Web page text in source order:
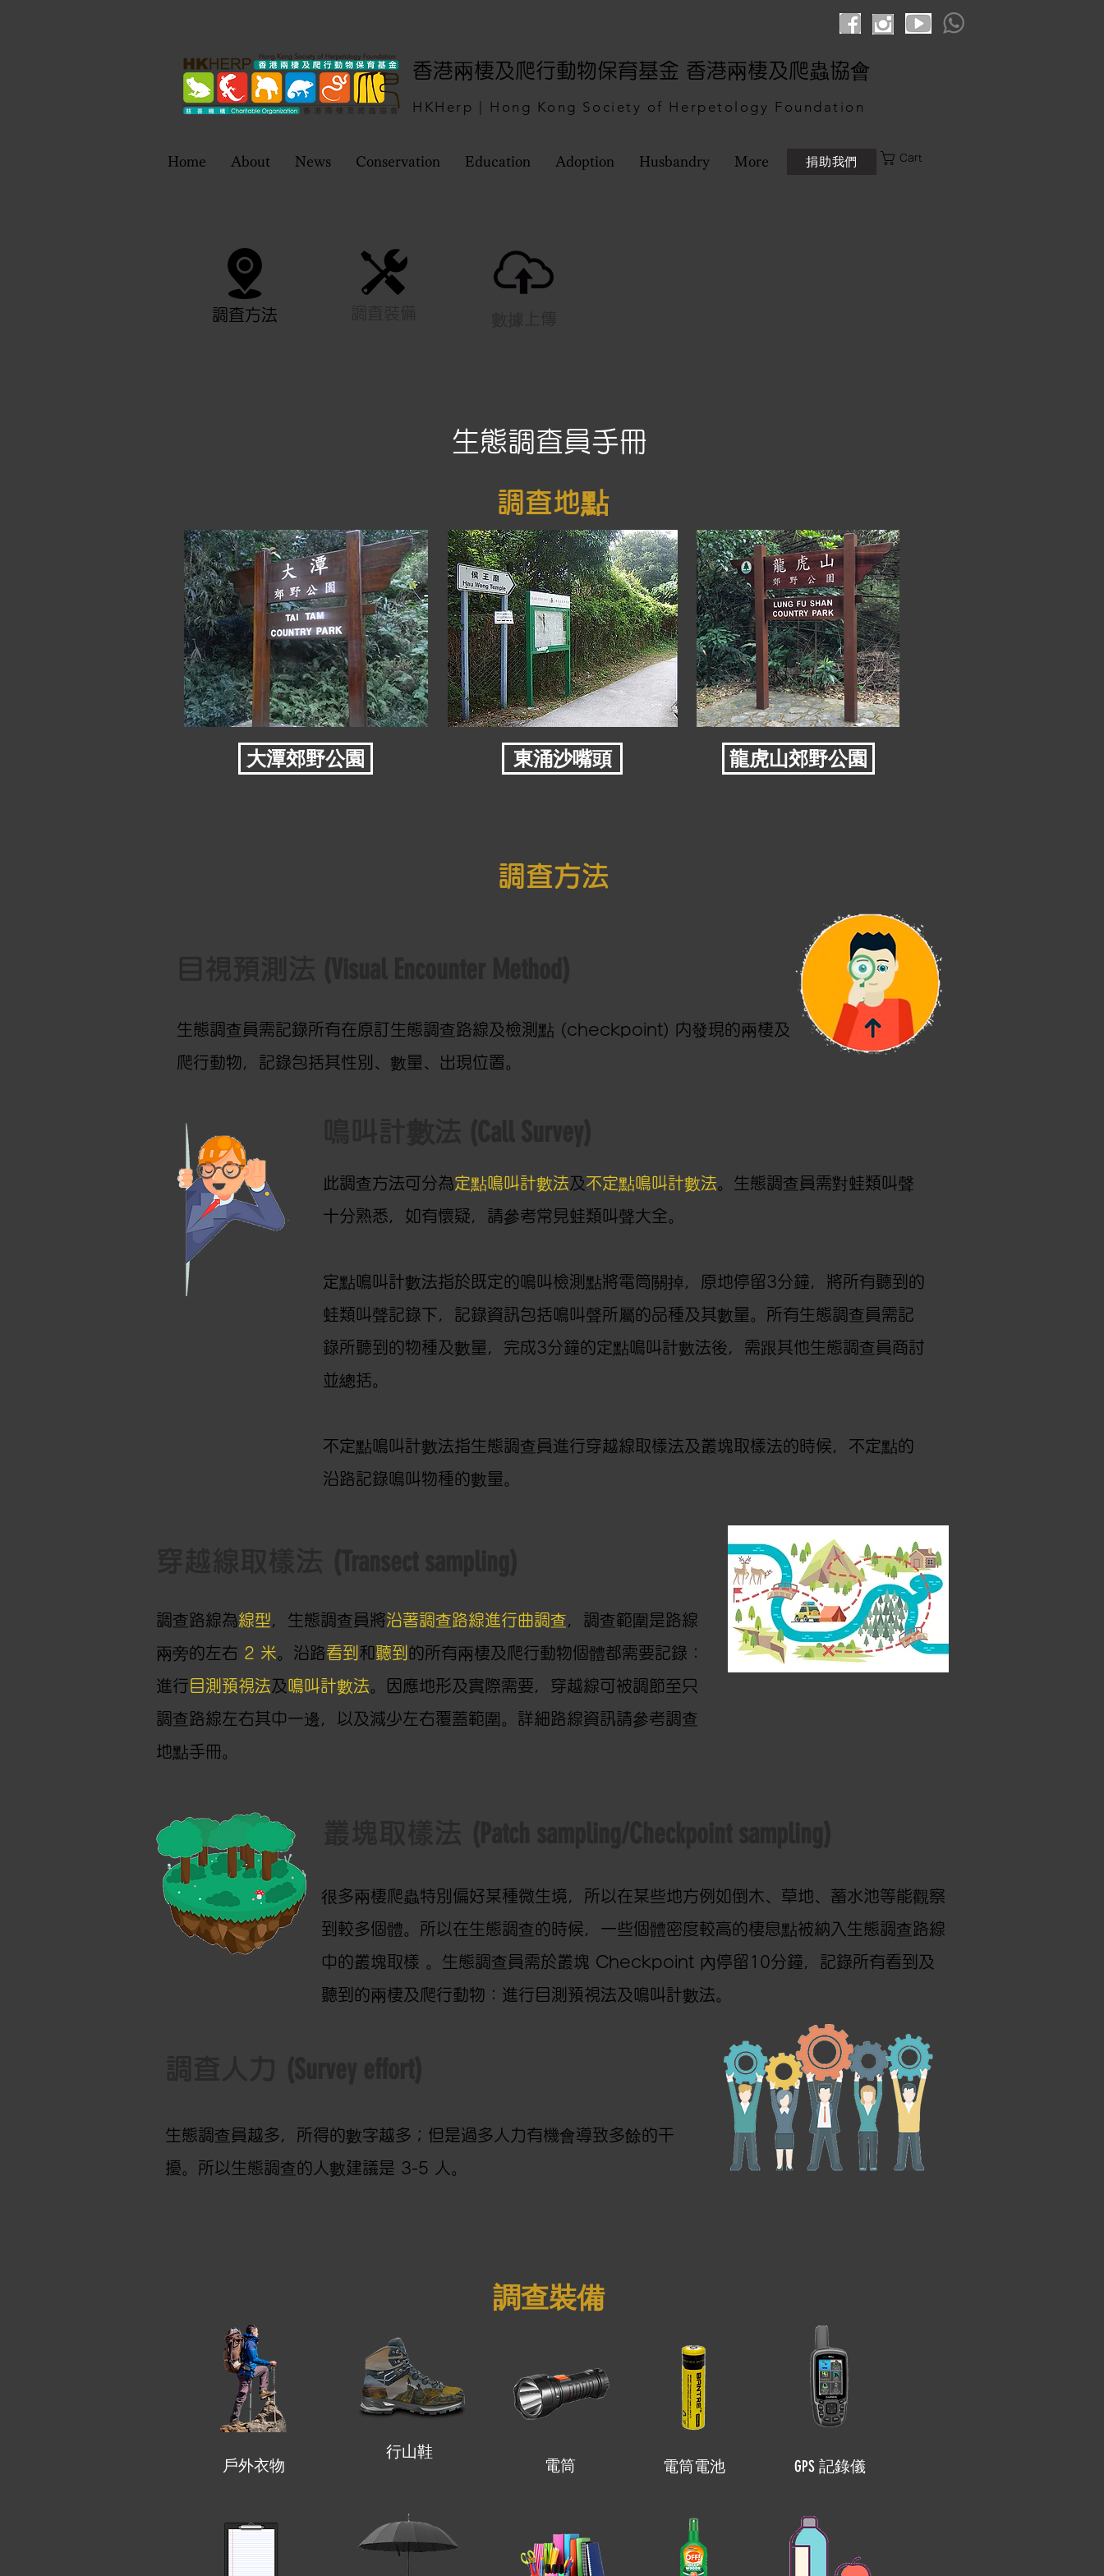
​香港兩棲及爬行動物保育基金 香港兩棲及爬蟲協會
HKHerp | Hong Kong Society of Herpetology Foundation
Home About News Conservation Education Adoption Husbandry More 捐助我們 Cart
調査方法
​生態調査員手冊
調査地點
大潭郊野公園 東涌沙嘴頭 龍虎山郊野公園
調査方法
​生態調查員需記錄所有在原訂生態調查路線及檢測點 (checkpoint) 内發現的兩棲及
爬行動物，記錄包括其性別、數量、出現位置。
此調查方法可分為定點鳴叫計數法 及不定點鳴叫計數法。生態調查員需對蛙類叫聲
十分熟悉，如有懷疑，請參考常見蛙類叫聲大全。
定點鳴叫計數法指於既定的鳴叫檢測點將電筒關掉，原地停留3分鐘，將所有聽到的
蛙類叫聲記錄下，記錄資訊包括鳴叫聲所屬的品種及其數量。所有生態調查員需記
錄所聽到的物種及數量，完成3分鐘的定點鳴叫計數法後，需跟其他生態調查員商討
並總括。
不定點鳴叫計數法指生態調查員進行穿越線取樣法及叢塊取樣法的時候，不定點的
沿路記錄鳴叫物種的數量。
調查路線為線型 ，生態調查員將沿著調查路線進行曲調查 ，調查範圍是路線
兩旁的左右 2 米。沿路看到 和 聽到 的所有兩棲及爬行動物個體都需要記錄：
進行 目測預視法 及 鳴叫計數法。因應地形及實際需要，穿越線可被調節至只
調查路線左右其中一邊，以及減少左右覆蓋範圍。詳細路線資訊請參考調查
地點手冊。
很多兩棲爬蟲特別偏好某種微生境，所以在某些地方例如倒木、草地、蓄水池等能觀察
到較多個體。所以在生態調查的時候，一些個體密度較高的棲息點被納入生態調查路線
中的叢塊取樣 。生態調查員需於叢塊 Checkpoint 內停留10分鐘，記錄所有看到及
聽到的兩棲及爬行動物：進行目測預視法及鳴叫計數法。
生態調查員越多，所得的數字越多；但是過多人力有機會導致多餘的干
擾。所以生態調查的人數建議是 3-5 人。
​調查裝備
​戶外衣物
行山鞋
電筒 電筒電池 GPS 記錄儀